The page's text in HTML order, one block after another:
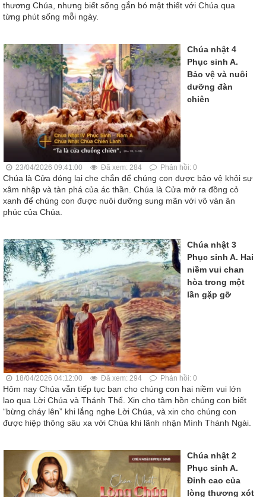
thương Chúa, nhưng biết sống gắn bó mật thiết với Chúa qua
từng phút sống mỗi ngày.
Chúa nhật 4
Phục sinh A.
Bảo vệ và nuôi
dưỡng đàn
chiên
23/04/2026 09:41:00 Đã xem: 284 Phản hồi: 0
Chúa là Cửa đóng lại che chắn để chúng con được bảo vệ khỏi sự
xâm nhập và tàn phá của ác thần. Chúa là Cửa mở ra đồng cỏ
xanh để chúng con được nuôi dưỡng sung mãn với vô vàn ân
phúc của Chúa.
Chúa nhật 3
Phục sinh A. Hai
niềm vui chan
hòa trong một
lần gặp gỡ
18/04/2026 04:12:00 Đã xem: 294 Phản hồi: 0
Hôm nay Chúa vẫn tiếp tục ban cho chúng con hai niềm vui lớn
lao qua Lời Chúa và Thánh Thể. Xin cho tâm hồn chúng con biết
“bừng cháy lên” khi lắng nghe Lời Chúa, và xin cho chúng con
được hiệp thông sâu xa với Chúa khi lãnh nhận Mình Thánh Ngài.
Chúa nhật 2
Phục sinh A.
Đỉnh cao của
lòng thương xót